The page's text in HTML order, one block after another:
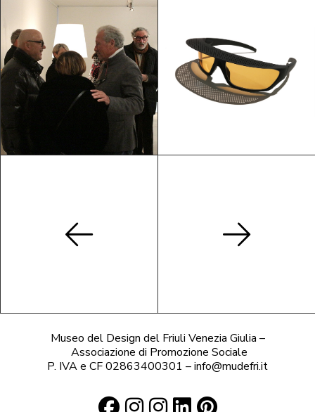
Museo del Design del Friuli Venezia Giulia –
Associazione di Promozione Sociale
P. IVA e CF 02863400301 – info@mudefri.it